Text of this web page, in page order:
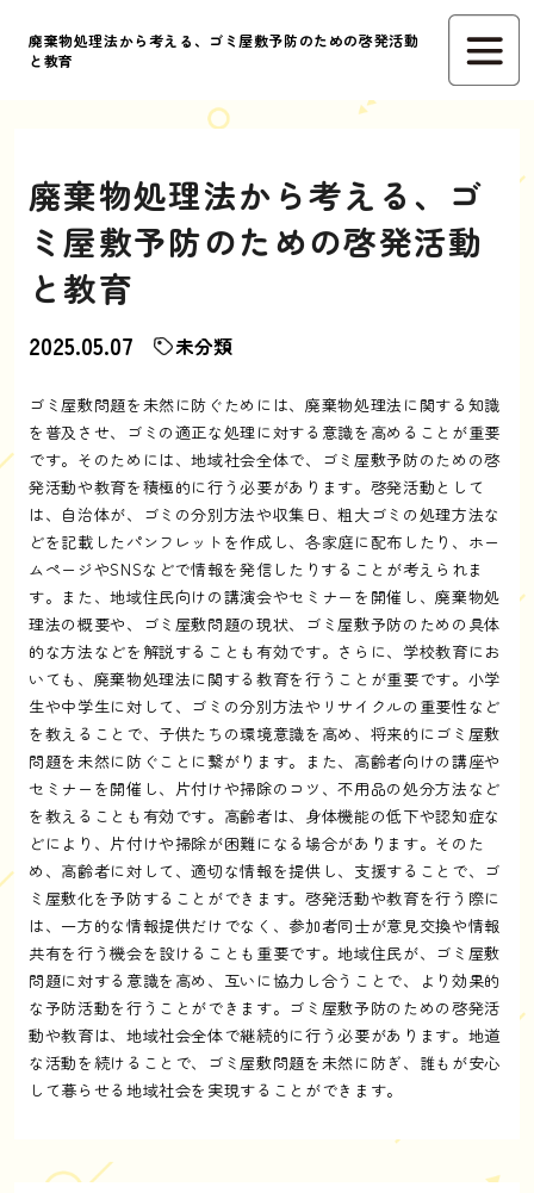
廃棄物処理法から考える、ゴミ屋敷予防のための啓発活動
と教育
廃棄物処理法から考える、ゴ
ミ屋敷予防のための啓発活動
と教育
2025.05.07 未分類
ゴミ屋敷問題を未然に防ぐためには、廃棄物処理法に関する知識
を普及させ、ゴミの適正な処理に対する意識を高めることが重要
です。そのためには、地域社会全体で、ゴミ屋敷予防のための啓
発活動や教育を積極的に行う必要があります。啓発活動として
は、自治体が、ゴミの分別方法や収集日、粗大ゴミの処理方法な
どを記載したパンフレットを作成し、各家庭に配布したり、ホー
ムページやSNSなどで情報を発信したりすることが考えられま
す。また、地域住民向けの講演会やセミナーを開催し、廃棄物処
理法の概要や、ゴミ屋敷問題の現状、ゴミ屋敷予防のための具体
的な方法などを解説することも有効です。さらに、学校教育にお
いても、廃棄物処理法に関する教育を行うことが重要です。小学
生や中学生に対して、ゴミの分別方法やリサイクルの重要性など
を教えることで、子供たちの環境意識を高め、将来的にゴミ屋敷
問題を未然に防ぐことに繋がります。また、高齢者向けの講座や
セミナーを開催し、片付けや掃除のコツ、不用品の処分方法など
を教えることも有効です。高齢者は、身体機能の低下や認知症な
どにより、片付けや掃除が困難になる場合があります。そのた
め、高齢者に対して、適切な情報を提供し、支援することで、ゴ
ミ屋敷化を予防することができます。啓発活動や教育を行う際に
は、一方的な情報提供だけでなく、参加者同士が意見交換や情報
共有を行う機会を設けることも重要です。地域住民が、ゴミ屋敷
問題に対する意識を高め、互いに協力し合うことで、より効果的
な予防活動を行うことができます。ゴミ屋敷予防のための啓発活
動や教育は、地域社会全体で継続的に行う必要があります。地道
な活動を続けることで、ゴミ屋敷問題を未然に防ぎ、誰もが安心
して暮らせる地域社会を実現することができます。